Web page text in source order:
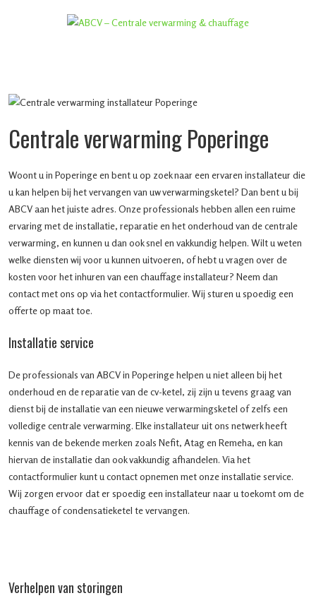
Centrale verwarming Poperinge
Woont u in Poperinge en bent u op zoek naar een ervaren installateur die
u kan helpen bij het vervangen van uw verwarmingsketel? Dan bent u bij
ABCV aan het juiste adres. Onze professionals hebben allen een ruime
ervaring met de installatie, reparatie en het onderhoud van de centrale
verwarming, en kunnen u dan ook snel en vakkundig helpen. Wilt u weten
welke diensten wij voor u kunnen uitvoeren, of hebt u vragen over de
kosten voor het inhuren van een chauffage installateur? Neem dan
contact met ons op via het contactformulier. Wij sturen u spoedig een
offerte op maat toe.
Installatie service
De professionals van ABCV in Poperinge helpen u niet alleen bij het
onderhoud en de reparatie van de cv-ketel, zij zijn u tevens graag van
dienst bij de installatie van een nieuwe verwarmingsketel of zelfs een
volledige centrale verwarming. Elke installateur uit ons netwerk heeft
kennis van de bekende merken zoals Nefit, Atag en Remeha, en kan
hiervan de installatie dan ook vakkundig afhandelen. Via het
contactformulier kunt u contact opnemen met onze installatie service.
Wij zorgen ervoor dat er spoedig een installateur naar u toekomt om de
chauffage of condensatieketel te vervangen.
Verhelpen van storingen